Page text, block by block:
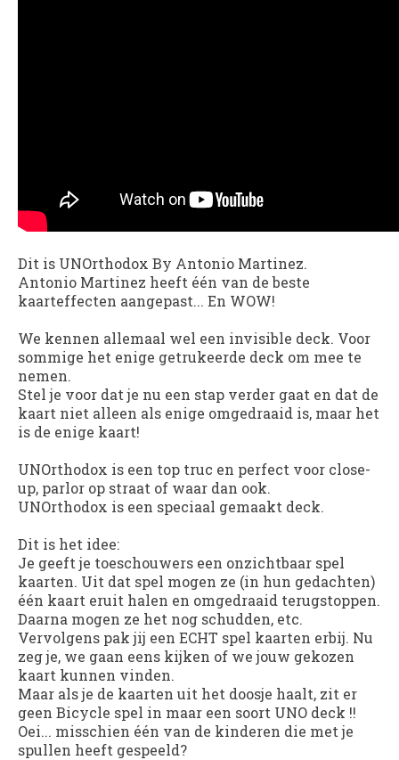
Dit is UNOrthodox By Antonio Martinez.
Antonio Martinez heeft één van de beste
kaarteffecten aangepast... En WOW!
We kennen allemaal wel een invisible deck. Voor
sommige het enige getrukeerde deck om mee te
nemen.
Stel je voor dat je nu een stap verder gaat en dat de
kaart niet alleen als enige omgedraaid is, maar het
is de enige kaart!
UNOrthodox is een top truc en perfect voor close-
up, parlor op straat of waar dan ook.
UNOrthodox is een speciaal gemaakt deck.
Dit is het idee:
Je geeft je toeschouwers een onzichtbaar spel
kaarten. Uit dat spel mogen ze (in hun gedachten)
één kaart eruit halen en omgedraaid terugstoppen.
Daarna mogen ze het nog schudden, etc.
Vervolgens pak jij een ECHT spel kaarten erbij. Nu
zeg je, we gaan eens kijken of we jouw gekozen
kaart kunnen vinden.
Maar als je de kaarten uit het doosje haalt, zit er
geen Bicycle spel in maar een soort UNO deck !!
Oei... misschien één van de kinderen die met je
spullen heeft gespeeld?